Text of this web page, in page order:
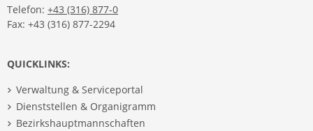
Telefon: +43 (316) 877-0
Fax: +43 (316) 877-2294
QUICKLINKS:
Verwaltung & Serviceportal
Dienststellen & Organigramm
Bezirkshauptmannschaften